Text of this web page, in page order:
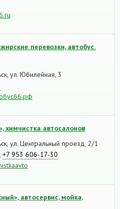
перевозки, автобус.
ул. Юбилейная, 3
химчистка автосалонов
ул. Центральный проезд, 2/1
+7 953 606-17-30
автосервис, мойка,